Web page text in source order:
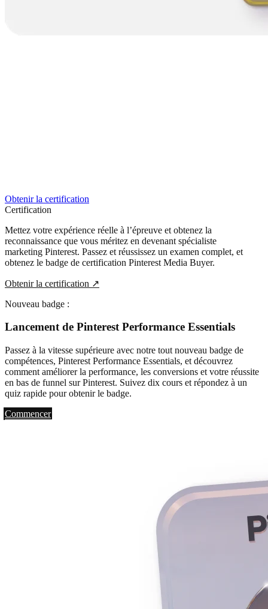
Obtenir la certification
Certification
Mettez votre expérience réelle à l’épreuve et obtenez la
reconnaissance que vous méritez en devenant spécialiste
marketing Pinterest. Passez et réussissez un examen complet, et
obtenez le badge de certification Pinterest Media Buyer.
Obtenir la certification ↗
Nouveau badge :
Lancement de Pinterest Performance Essentials
Passez à la vitesse supérieure avec notre tout nouveau badge de
compétences, Pinterest Performance Essentials, et découvrez
comment améliorer la performance, les conversions et votre réussite
en bas de funnel sur Pinterest. Suivez dix cours et répondez à un
quiz rapide pour obtenir le badge.
Commencer